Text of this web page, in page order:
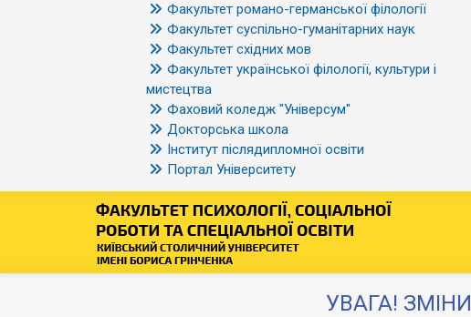
Факультет романо-германської філології
Факультет суспільно-гуманітарних наук
Факультет східних мов
Факультет української філології, культури і
мистецтва
Фаховий коледж "Універсум"
Докторська школа
Інститут післядипломної освіти
Портал Університету
УВАГА!